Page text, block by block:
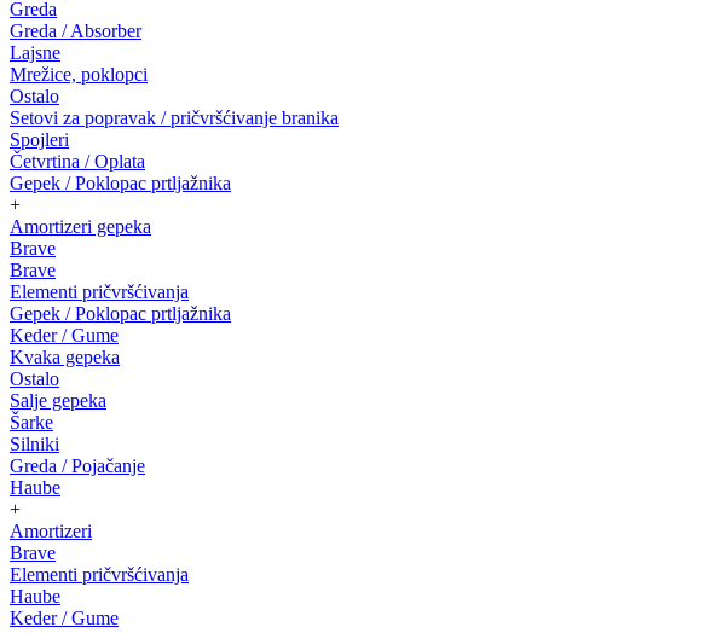
Greda
Greda / Absorber
Lajsne
Mrežice, poklopci
Ostalo
Setovi za popravak / pričvršćivanje branika
Spojleri
Četvrtina / Oplata
Gepek / Poklopac prtljažnika
+
Amortizeri gepeka
Brave
Brave
Elementi pričvršćivanja
Gepek / Poklopac prtljažnika
Keder / Gume
Kvaka gepeka
Ostalo
Salje gepeka
Šarke
Silniki
Greda / Pojačanje
Haube
+
Amortizeri
Brave
Elementi pričvršćivanja
Haube
Keder / Gume